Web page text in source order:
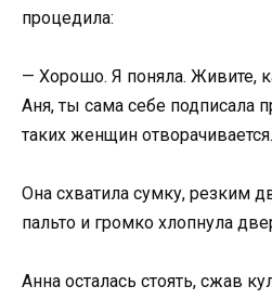
процедила:
— Хорошо. Я поняла. Живите,
Аня, ты сама себе подписала
таких женщин отворачивается.
Она схватила сумку, резким
пальто и громко хлопнула
Анна осталась стоять, сжав